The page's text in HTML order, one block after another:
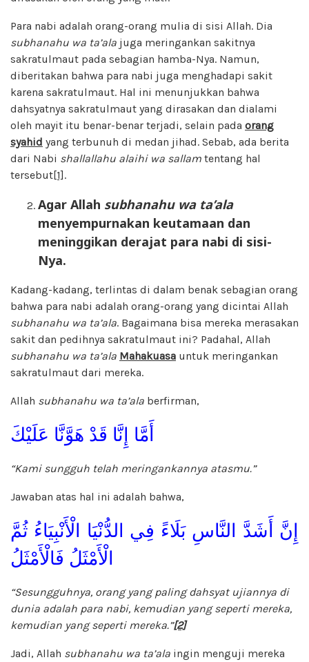
Para nabi adalah orang-orang mulia di sisi Allah. Dia
subhanahu wa ta’ala juga meringankan sakitnya
sakratulmaut pada sebagian hamba-Nya. Namun,
diberitakan bahwa para nabi juga menghadapi sakit
karena sakratulmaut. Hal ini menunjukkan bahwa
dahsyatnya sakratulmaut yang dirasakan dan dialami
oleh mayit itu benar-benar terjadi, selain pada orang
syahid yang terbunuh di medan jihad. Sebab, ada berita
dari Nabi shallallahu alaihi wa sallam tentang hal
tersebut[1].
Agar Allah subhanahu wa ta’ala
menyempurnakan keutamaan dan
meninggikan derajat para nabi di sisi-
Nya.
Kadang-kadang, terlintas di dalam benak sebagian orang
bahwa para nabi adalah orang-orang yang dicintai Allah
subhanahu wa ta’ala. Bagaimana bisa mereka merasakan
sakit dan pedihnya sakratulmaut ini? Padahal, Allah
subhanahu wa ta’ala Mahakuasa untuk meringankan
sakratulmaut dari mereka.
Allah subhanahu wa ta’ala berfirman,
أَمَّا إِنَّا قَدْ هَوَّنَّا عَلَيْكَ
“Kami sungguh telah meringankannya atasmu.”
Jawaban atas hal ini adalah bahwa,
إِنَّ أَشَدَّ النَّاسِ بَلَاءً فِي الدُّنْيَا الْأَنْبِيَاءُ ثُمَّ
الْأَمْثَلُ فَالْأَمْثَلُ
“Sesungguhnya, orang yang paling dahsyat ujiannya di
dunia adalah para nabi, kemudian yang seperti mereka,
kemudian yang seperti mereka.”[2]
Jadi, Allah subhanahu wa ta’ala ingin menguji mereka